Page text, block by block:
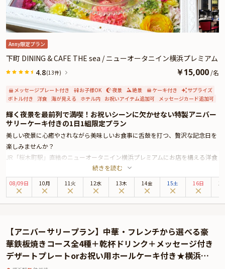
Anny限定プラン
下町 DINING & CAFE THE sea / ニューオータニイン横浜プレミアム
4.8(13件) ￥15,000 /名
メッセージプレート付き お子様OK 夜景 絶景 ケーキ付き
サプライズ
ボトル付き 洋食 海が見える ホテル内 お祝いアイテム追加可 メッセージカード追加可
輝く夜景を最前列で満喫！お祝いシーンに欠かせない特製アニバー
サリーケーキ付きの1日1組限定プラン
美しい夜景に心癒やされながら美味しいお食事に舌鼓を打つ、贅沢な記念日を
楽しみませんか？
JR「桜木町駅」直結のニューオータニイン横浜プレミアムにお店を構える洋食
レストラン「下町 DINING & CAFE THE sea」。
高さ3メートルを超えるガラス張りの店内から、大観覧車「コスモクロック
21」やみなとみらい、横浜港にベイブリッジなど、横浜を代表するスポットの
お召し上がりいただくのは、牛フィレ肉のロースト・海鮮ポワレなどを味わえ
るコースディナー。厳選したお肉や新鮮な海鮮を使った一皿一皿が、お祝いの
席を華やかに彩ります。
乾杯ハーフスパークリングボトルや特製アニバーサリーケーキも付いた華やか
続きを読む
08/09日 10月 11火 12水 13木 14金 15土 16日
【アニバーサリープラン】中華・フレンチから選べる豪
華鉄板焼きコース全4種＋乾杯ドリンク＋メッセージ付き
デザートプレートorお祝い用ホールケーキ付き★横浜中